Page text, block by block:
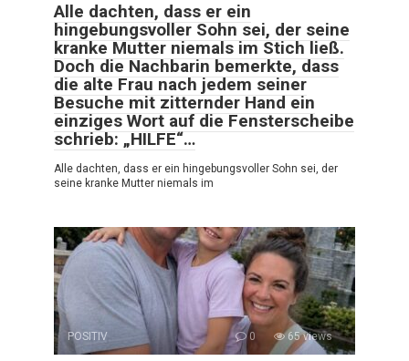
Alle dachten, dass er ein
hingebungsvoller Sohn sei, der seine
kranke Mutter niemals im Stich ließ.
Doch die Nachbarin bemerkte, dass
die alte Frau nach jedem seiner
Besuche mit zitternder Hand ein
einziges Wort auf die Fensterscheibe
schrieb: „HILFE“…
Alle dachten, dass er ein hingebungsvoller Sohn sei, der
seine kranke Mutter niemals im
POSITIV 0 65 views